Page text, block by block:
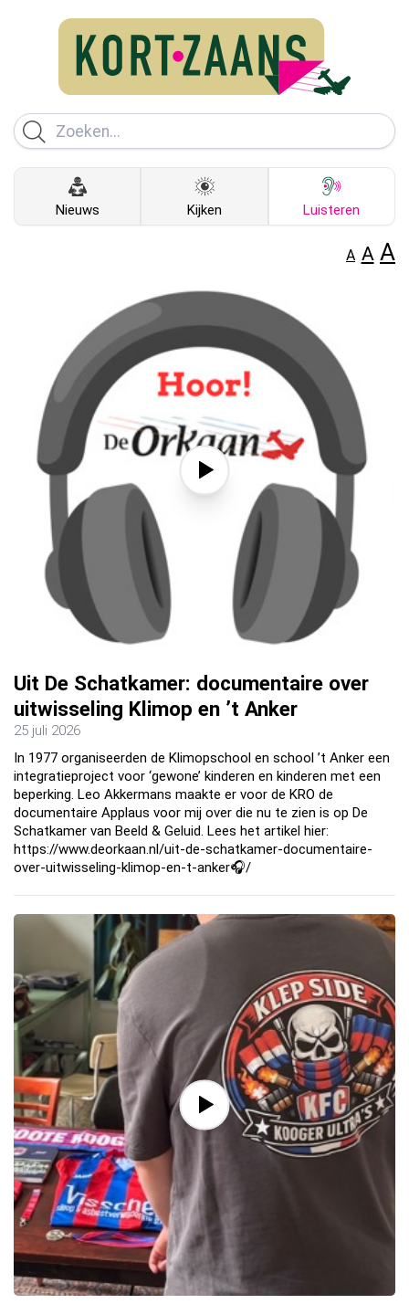
Nieuws Kijken Luisteren
A A A
Uit De Schatkamer: documentaire over
uitwisseling Klimop en ’t Anker
25 juli 2026
In 1977 organiseerden de Klimopschool en school ’t Anker een
integratieproject voor ‘gewone’ kinderen en kinderen met een
beperking. Leo Akkermans maakte er voor de KRO de
documentaire Applaus voor mij over die nu te zien is op De
Schatkamer van Beeld & Geluid. Lees het artikel hier:
https://www.deorkaan.nl/uit-de-schatkamer-documentaire-
over-uitwisseling-klimop-en-t-anker🎧/